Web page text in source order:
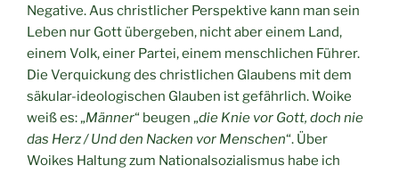
Negative. Aus christlicher Perspektive kann man sein
Leben nur Gott übergeben, nicht aber einem Land,
einem Volk, einer Partei, einem menschlichen Führer.
Die Verquickung des christlichen Glaubens mit dem
säkular-ideologischen Glauben ist gefährlich. Woike
weiß es: „Männer“ beugen „die Knie vor Gott, doch nie
das Herz / Und den Nacken vor Menschen“. Über
Woikes Haltung zum Nationalsozialismus habe ich